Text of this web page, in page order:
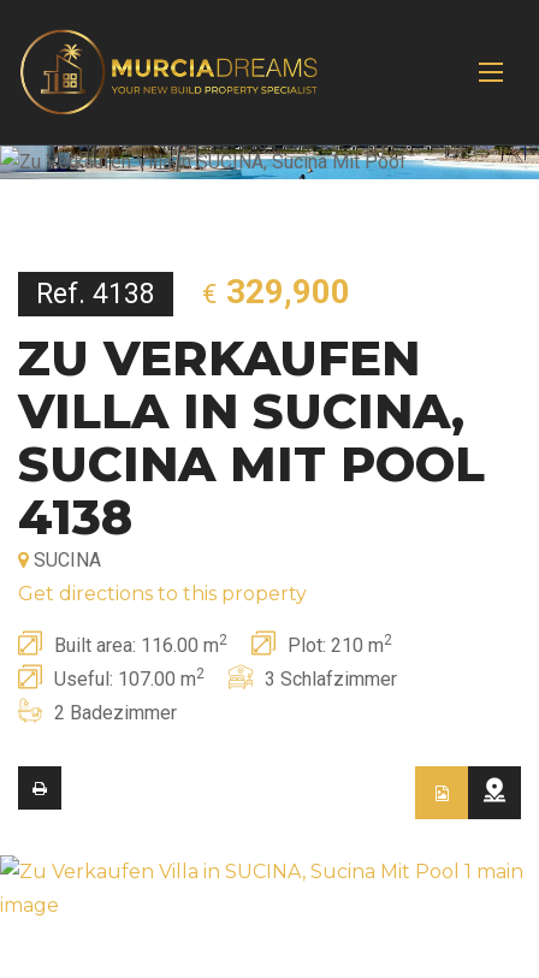
Ref. 4138 € 329,900
ZU VERKAUFEN
VILLA IN SUCINA,
SUCINA MIT POOL
4138
SUCINA
Get directions to this property
Built area: 116.00 m2 Plot: 210 m2
Useful: 107.00 m2
3 Schlafzimmer
2 Badezimmer